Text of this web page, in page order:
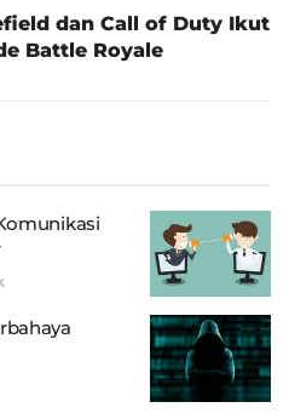
dan Call of Duty Ikut
Battle Royale